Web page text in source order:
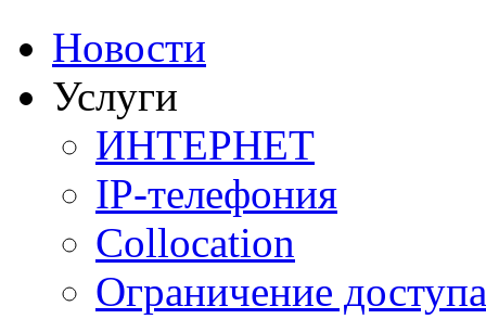
Новости
Услуги
ИНТЕРНЕТ
IP-телефония
Сollocation
Ограничение доступа